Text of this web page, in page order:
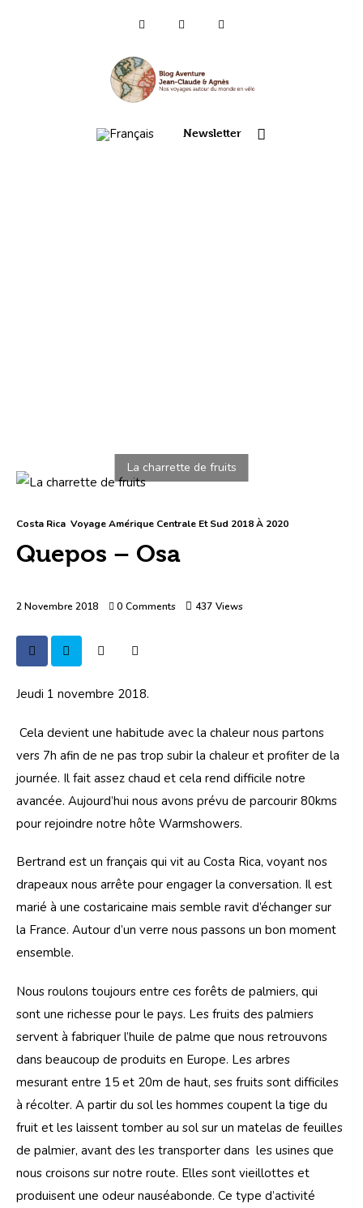
Newsletter
Qui sommes-nous ?
Costa Rica Voyage Amérique Centrale Et Sud 2018 À 2020
Quepos – Osa
2 Novembre 2018 0 Comments 437 Views
Jeudi 1 novembre 2018.
Cela devient une habitude avec la chaleur nous partons
vers 7h afin de ne pas trop subir la chaleur et profiter de la
journée. Il fait assez chaud et cela rend difficile notre
avancée. Aujourd’hui nous avons prévu de parcourir 80kms
pour rejoindre notre hôte Warmshowers.
Bertrand est un français qui vit au Costa Rica, voyant nos
drapeaux nous arrête pour engager la conversation. Il est
marié à une costaricaine mais semble ravit d’échanger sur
la France. Autour d’un verre nous passons un bon moment
ensemble.
Nous roulons toujours entre ces forêts de palmiers, qui
sont une richesse pour le pays. Les fruits des palmiers
servent à fabriquer l’huile de palme que nous retrouvons
dans beaucoup de produits en Europe. Les arbres
mesurant entre 15 et 20m de haut, ses fruits sont difficiles
à récolter. A partir du sol les hommes coupent la tige du
fruit et les laissent tomber au sol sur un matelas de feuilles
de palmier, avant des les transporter dans  les usines que
nous croisons sur notre route. Elles sont vieillottes et
produisent une odeur nauséabonde. Ce type d’activité